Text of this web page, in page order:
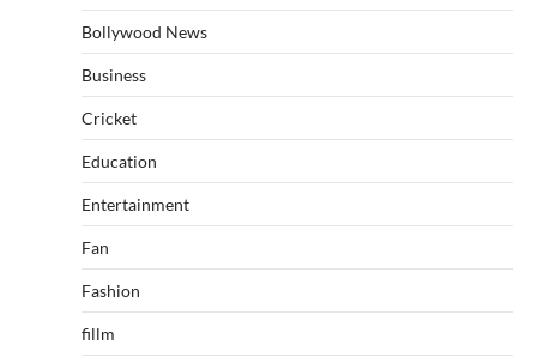
Bollywood News
Business
Cricket
Education
Entertainment
Fan
Fashion
fillm